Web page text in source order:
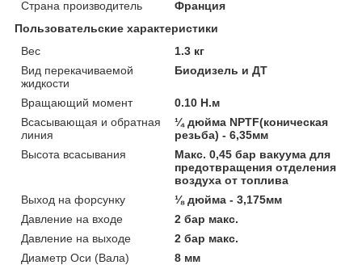
Страна производитель
Франция
Пользовательские характеристики
Вес
1.3 кг
Вид перекачиваемой
жидкости
Биодизель и ДТ
Вращающий момент
0.10 Н.м
Всасывающая и обратная
линия
¼ дюйма NPTF(коническая
резьба) - 6,35мм
Высота всасывания
Макс. 0,45 бар вакуума для
предотвращения отделения
воздуха от топлива
Выход на форсунку
⅛ дюйма - 3,175мм
Давление на входе
2 бар макс.
Давление на выходе
2 бар макс.
Диаметр Оси (Вала)
8 мм